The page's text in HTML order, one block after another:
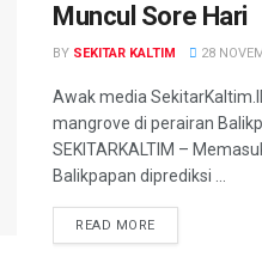
Muncul Sore Hari
BY SEKITAR KALTIM 28
Awak media
mangrove di perairan
SEKITARKALTIM –
Balikpapan diprediksi ...
READ MORE